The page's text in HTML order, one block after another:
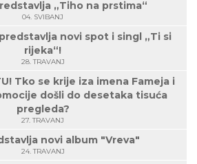
„Tiho na prstima“
04. SVIBANJ
novi spot i singl „Ti si
rijeka“!
28. TRAVANJ
Tko se krije iza imena Fameja i
došli do desetaka tisuća
pregleda?
27. TRAVANJ
novi album "Vreva"
24. TRAVANJ